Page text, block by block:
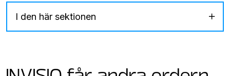
I den här sektionen